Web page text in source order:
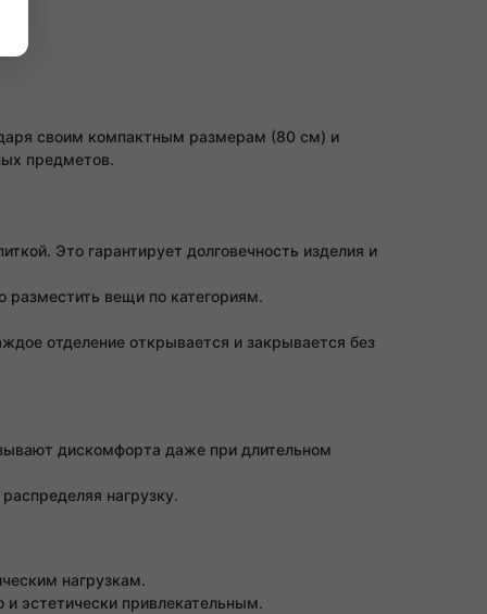
своим компактным размерам (80 см) и
предметов.
Это гарантирует долговечность изделия и
разместить вещи по категориям.
отделение открывается и закрывается без
дискомфорта даже при длительном
нагрузку.
нагрузкам.
эстетически привлекательным.